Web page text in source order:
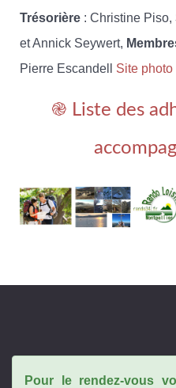
Trésorière : Christine Piso,
et Annick Seywert,
Pierre Escandell Site photo
֎ Liste des
Pour le rendez-vous